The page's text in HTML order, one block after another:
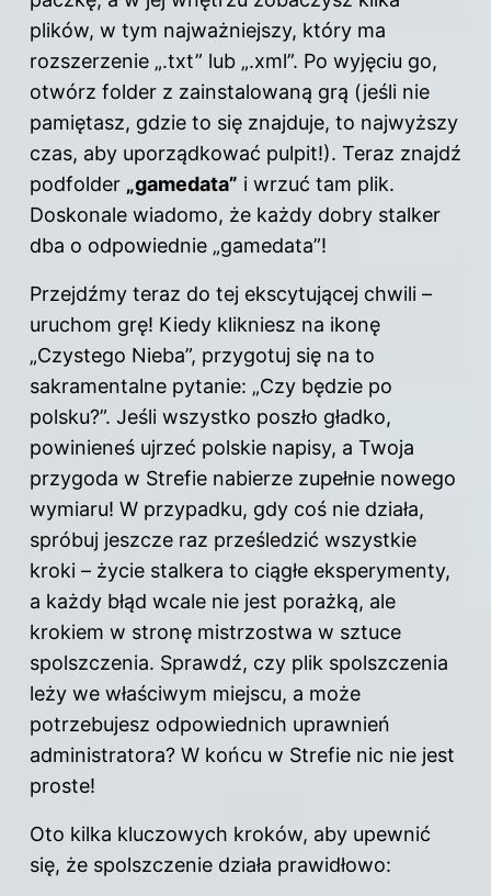
plików, w tym najważniejszy, który ma
rozszerzenie „.txt” lub „.xml”. Po wyjęciu go,
otwórz folder z zainstalowaną grą (jeśli nie
pamiętasz, gdzie to się znajduje, to najwyższy
czas, aby uporządkować pulpit!). Teraz znajdź
podfolder „gamedata” i wrzuć tam plik.
Doskonale wiadomo, że każdy dobry stalker
dba o odpowiednie „gamedata”!
Przejdźmy teraz do tej ekscytującej chwili –
uruchom grę! Kiedy klikniesz na ikonę
„Czystego Nieba”, przygotuj się na to
sakramentalne pytanie: „Czy będzie po
polsku?”. Jeśli wszystko poszło gładko,
powinieneś ujrzeć polskie napisy, a Twoja
przygoda w Strefie nabierze zupełnie nowego
wymiaru! W przypadku, gdy coś nie działa,
spróbuj jeszcze raz prześledzić wszystkie
kroki – życie stalkera to ciągłe eksperymenty,
a każdy błąd wcale nie jest porażką, ale
krokiem w stronę mistrzostwa w sztuce
spolszczenia. Sprawdź, czy plik spolszczenia
leży we właściwym miejscu, a może
potrzebujesz odpowiednich uprawnień
administratora? W końcu w Strefie nic nie jest
proste!
Oto kilka kluczowych kroków, aby upewnić
się, że spolszczenie działa prawidłowo: